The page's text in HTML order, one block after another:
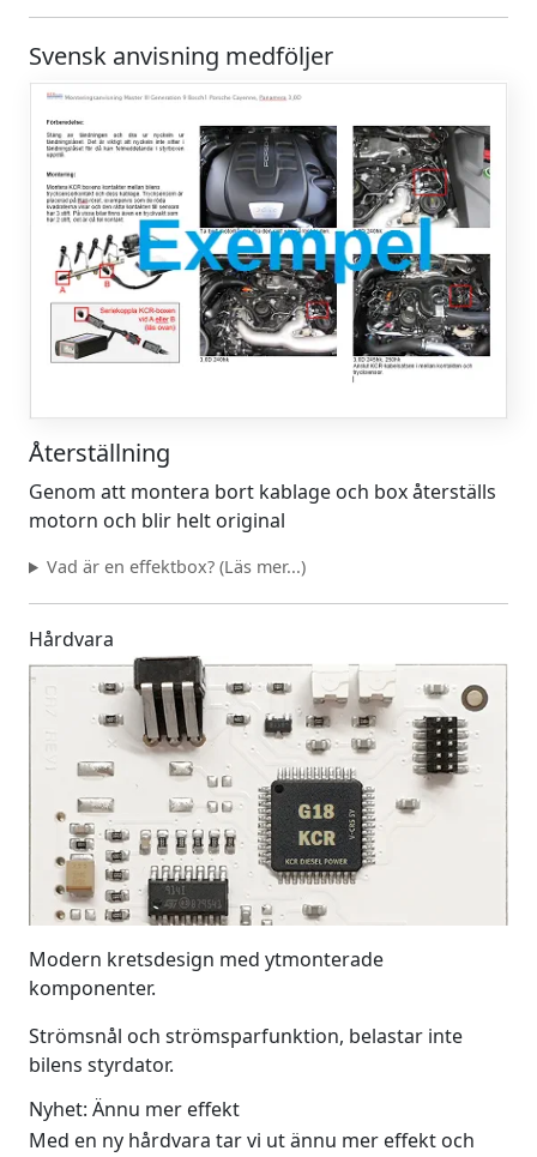
Svensk anvisning medföljer
Återställning
Genom att montera bort kablage och box återställs
motorn och blir helt original
Vad är en effektbox? (Läs mer...)
Hårdvara
Modern kretsdesign med ytmonterade
komponenter.
Strömsnål och strömsparfunktion, belastar inte
bilens styrdator.
Nyhet: Ännu mer effekt
Med en ny hårdvara tar vi ut ännu mer effekt och